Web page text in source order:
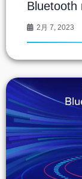
Bluetooth
2月 7, 2023